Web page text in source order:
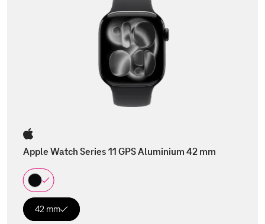
Apple Watch Series 11 GPS Aluminium 42 mm
42 mm